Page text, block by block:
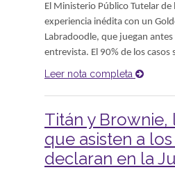
El Ministerio Público Tutelar de
experiencia inédita con un
Labradoodle, que juegan antes
entrevista. El 90% de los casos
Leer nota completa
Titán y Brownie,
que asisten a
declaran en la